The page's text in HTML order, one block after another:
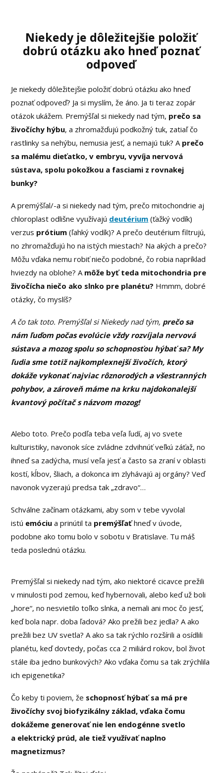
Niekedy je dôležitejšie položiť
dobrú otázku ako hneď poznať
odpoveď
Je niekedy dôležitejšie položiť dobrú otázku ako hneď
poznať odpoveď? Ja si myslím, že áno. Ja ti teraz zopár
otázok ukážem. Premýšľal si niekedy nad tým, prečo sa
živočíchy hýbu, a zhromažďujú podkožný tuk, zatiaľ čo
rastlinky sa nehýbu, nemusia jesť, a nemajú tuk? A prečo
sa malému dieťatko, v embryu, vyvíja nervová
sústava, spolu pokožkou a fasciami z rovnakej
bunky?
A premýšľal/-a si niekedy nad tým, prečo mitochondrie aj
chloroplast odlišne využívajú deutérium (ťažký vodík)
verzus prótium (ľahký vodík)? A prečo deutérium filtrujú,
no zhromažďujú ho na istých miestach? Na akých a prečo?
Môžu vďaka nemu robiť niečo podobné, čo robia napríklad
hviezdy na oblohe? A môže byť teda mitochondria pre
živočícha niečo ako slnko pre planétu? Hmmm, dobré
otázky, čo myslíš?
A čo tak toto. Premýšľal si Niekedy nad tým, prečo sa
nám ľuďom počas evolúcie vždy rozvíjala nervová
sústava a mozog spolu so schopnosťou hýbať sa? My
ľudia sme totiž najkomplexnejší živočích, ktorý
dokáže vykonať najviac rôznorodých a všestranných
pohybov, a zároveň máme na krku najdokonalejší
kvantový počítač s názvom mozog!
Alebo toto. Prečo podľa teba veľa ľudí, aj vo svete
kulturistiky, navonok síce zvládne zdvihnúť veľkú záťaž, no
ihneď sa zadýcha, musí veľa jesť a často sa zraní v oblasti
kostí, kĺbov, šliach, a dokonca im zlyhávajú aj orgány? Veď
navonok vyzerajú predsa tak „zdravo“…
Schválne začínam otázkami, aby som v tebe vyvolal
istú emóciu a prinútil ta premýšľaťhneď v úvode,
podobne ako tomu bolo v sobotu v Bratislave. Tu máš
teda poslednú otázku.
Premýšľal si niekedy nad tým, ako niektoré cicavce prežili
v minulosti pod zemou, keď hybernovali, alebo keď už boli
„hore“, no nesvietilo toľko slnka, a nemali ani moc čo jesť,
keď bola napr. doba ľadová? Ako prežili bez jedla? A ako
prežili bez UV svetla? A ako sa tak rýchlo rozšírili a osídlili
planétu, keď dovtedy, počas cca 2 miliárd rokov, bol život
stále iba jedno bunkových? Ako vďaka čomu sa tak zrýchlila
ich epigenetika?
Čo keby ti poviem, že schopnosť hýbať sa má pre
živočíchy svoj biofyzikálny základ, vďaka čomu
dokážeme generovať nie len endogénne svetlo
a elektrický prúd, ale tiež využívať naplno
magnetizmus?